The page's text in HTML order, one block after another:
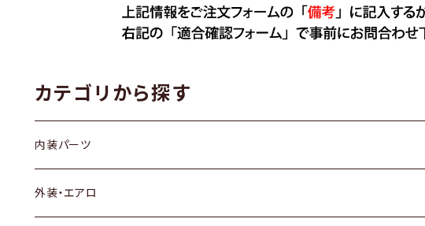
カテゴリから探す
内装パーツ
トヨタ
外装・エアロ